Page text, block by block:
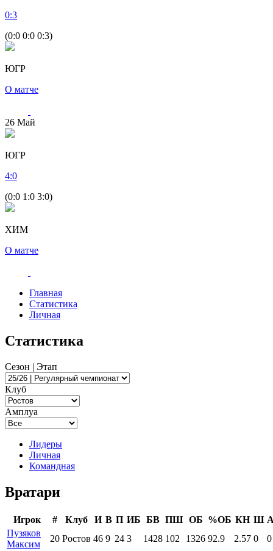
0:3
(0:0 0:0 0:3)
ЮГР
О матче
26 Май
ЮГР
4:0
(0:0 1:0 3:0)
ХИМ
О матче
Главная
Статистика
Личная
Статистика
Сезон | Этап
Клуб
Амплуа
Лидеры
Личная
Командная
Вратари
Игрок # Клуб И В П ИБ БВ ПШ ОБ %ОБ КН Ш
Пузяков
Максим
20 Ростов 46 9 24 3 1428 102 1326 92.9 2.57 0
0